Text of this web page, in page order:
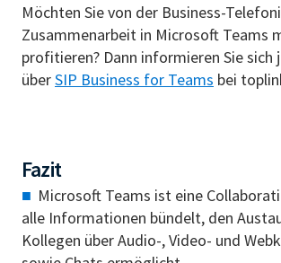
Möchten Sie von der Business-
Zusammenarbeit in Microsoft Teams
profitieren? Dann informieren Sie sich
überSIP Business for Teams bei
Fazit
Microsoft Teams ist eine
alle Informationen bündelt, den
Kollegen über Audio-, Video- und